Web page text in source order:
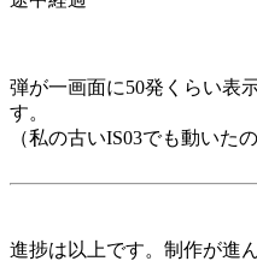
弾が一画面に50発くらい表
す。
（私の古いIS03でも動いた
進捗は以上です。制作が進